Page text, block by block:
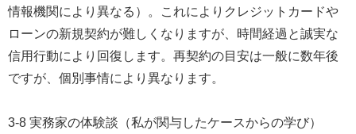
情報機関により異なる）。これによりクレジットカードや
ローンの新規契約が難しくなりますが、時間経過と誠実な
信用行動により回復します。再契約の目安は一般に数年後
ですが、個別事情により異なります。
3-8 実務家の体験談（私が関与したケースからの学び）